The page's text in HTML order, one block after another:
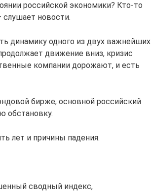
российской экономики? Кто-то
слушает новости.
динамику одного из двух важнейших
движение вниз, кризис
компании дорожают, и есть
бирже, основной российский
обстановку.
лет и причины падения.
сводный индекс,